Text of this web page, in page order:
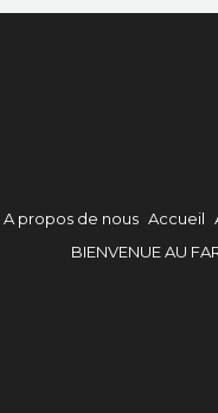
A propos de nous Accueil
BIENVENUE AU